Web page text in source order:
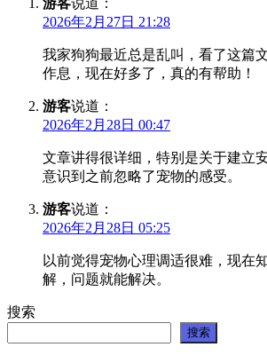
游客说道：
2026年2月27日 21:28
我家狗狗最近总是乱叫，看了这篇
作息，现在好多了，真的有帮助！
游客说道：
2026年2月28日 00:47
文章讲得很详细，特别是关于建立
意识到之前忽略了宠物的感受。
游客说道：
2026年2月28日 05:25
以前觉得宠物心理调适很难，现在
解，问题就能解决。
搜索
搜索